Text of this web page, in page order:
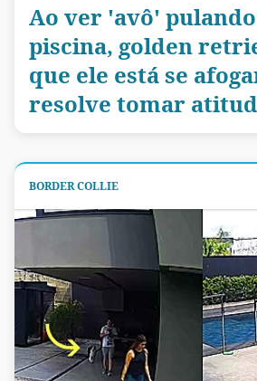
Ao ver 'avô'
piscina, golden
que ele está se
resolve tomar
BORDER COLLIE